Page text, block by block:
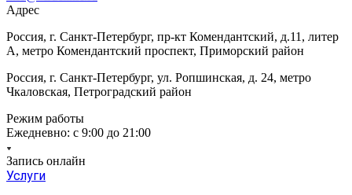
Адрес
Россия, г. Санкт-Петербург, пр-кт Комендантский, д.11, литер
А, метро Комендантский проспект, Приморский район
Россия, г. Санкт-Петербург, ул. Ропшинская, д. 24, метро
Чкаловская, Петроградский район
Режим работы
Ежедневно: с 9:00 до 21:00
Запись онлайн
Услуги